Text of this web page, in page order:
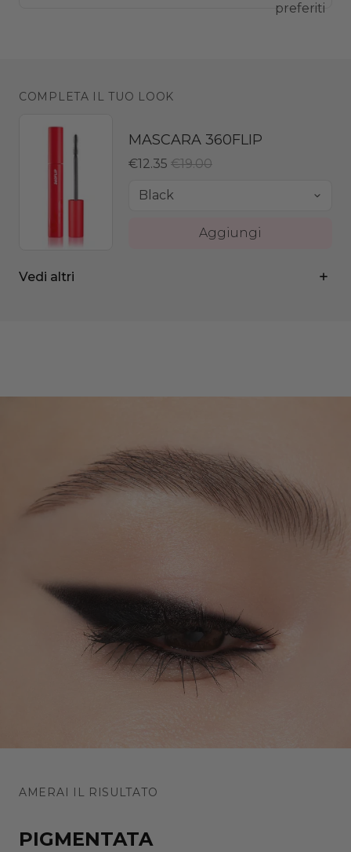
preferiti
COMPLETA IL TUO LOOK
Vedi altri
MASCARA 360FLIP
€12.35 €19.00
Aggiungi
THAT'S MASCARA!
AMERAI IL RISULTATO
PIGMENTATA